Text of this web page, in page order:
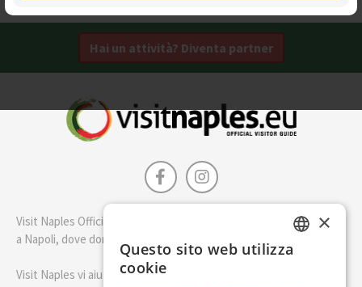
Hai un attività? Diventa partner
Visit Naples Official è la guida della città di Napoli. Scopri cosa fare
a Napoli, dove dormire e i migliori posti dove mangiare.
Visit Naples vi aiuterà a pianificare il vostro viaggio a Napoli
×
Questo sito web utilizza
cookie